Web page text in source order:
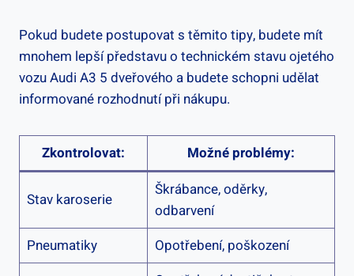
Pokud budete postupovat s těmito tipy, budete mít
mnohem lepší představu o technickém stavu ojetého
vozu Audi A3 5 dveřového a budete schopni udělat
informované rozhodnutí při nákupu.
Zkontrolovat: Možné problémy:
Stav karoserie
Škrábance, oděrky,
odbarvení
Pneumatiky
Opotřebení, poškození